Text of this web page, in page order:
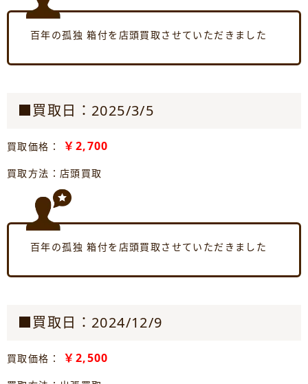
百年の孤独 箱付を店頭買取させていただきました
■買取日：2025/3/5
買取価格： ￥2,700
買取方法：店頭買取
百年の孤独 箱付を店頭買取させていただきました
■買取日：2024/12/9
買取価格： ￥2,500